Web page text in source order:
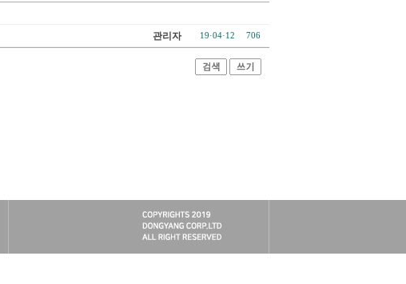
관리자 19·04·12 706